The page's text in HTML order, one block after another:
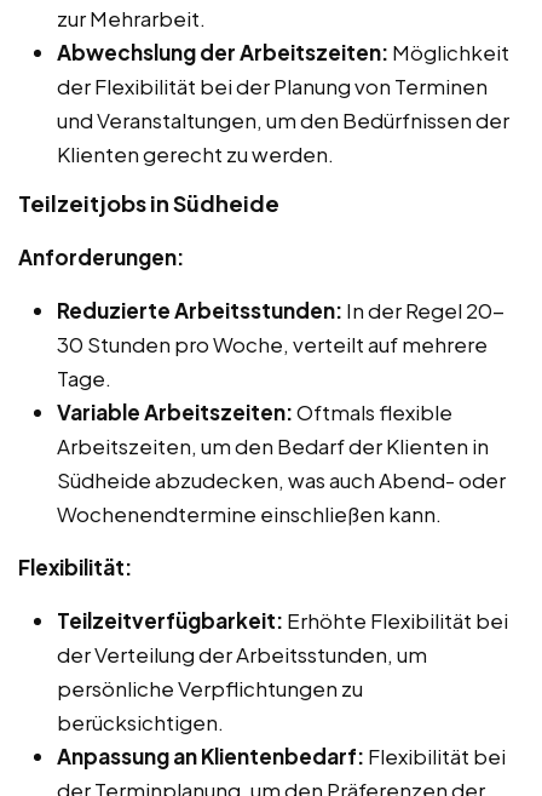
zur Mehrarbeit.
Abwechslung der Arbeitszeiten: Möglichkeit
der Flexibilität bei der Planung von Terminen
und Veranstaltungen, um den Bedürfnissen der
Klienten gerecht zu werden.
Teilzeitjobs in Südheide
Anforderungen:
Reduzierte Arbeitsstunden: In der Regel 20-
30 Stunden pro Woche, verteilt auf mehrere
Tage.
Variable Arbeitszeiten:Oftmals flexible
Arbeitszeiten, um den Bedarf der Klienten in
Südheide abzudecken, was auch Abend- oder
Wochenendtermine einschließen kann.
Flexibilität:
Teilzeitverfügbarkeit: Erhöhte Flexibilität bei
der Verteilung der Arbeitsstunden, um
persönliche Verpflichtungen zu
berücksichtigen.
Anpassung an Klientenbedarf: Flexibilität bei
der Terminplanung, um den Präferenzen der